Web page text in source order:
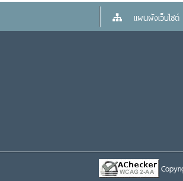
แผนผังเว็บไซต์